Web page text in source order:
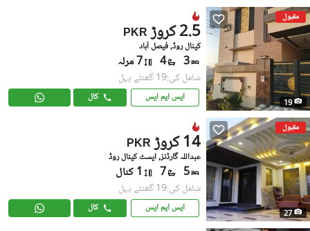
مقبول
19
PKR 2.5 کروڑ
کینال روڈ, فیصل آباد
3
4 7 مرلہ
شامل کی:19 گھنٹے پہل
ایس ایم ایس کال
مقبول
27
PKR 14 کروڑ
عبداللہ گارڈنز, ایسٹ کینال روڈ
5
7 1 کنال
شامل کی:19 گھنٹے پہل
ایس ایم ایس کال